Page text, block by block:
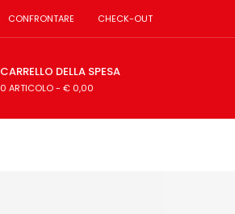
CONFRONTARE CHECK-OUT
CARRELLO DELLA SPESA
0 ARTICOLO- € 0,00